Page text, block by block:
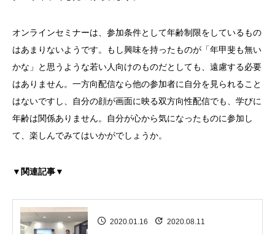
オンラインセミナーは、参加条件として年齢制限をしているもの
はあまりないようです。もし興味を持ったものが「年甲斐も無い
かな」と思うような若い人向けのものだとしても、遠慮する必要
はありません。一方向配信なら他の参加者に自分を見られること
はないですし、自分の顔が画面に映る双方向性配信でも、学びに
年齢は関係ありません。自分が心から気になったものに参加し
て、楽しんでみてはいかがでしょうか。
▼関連記事▼
2020.01.16 2020.08.11